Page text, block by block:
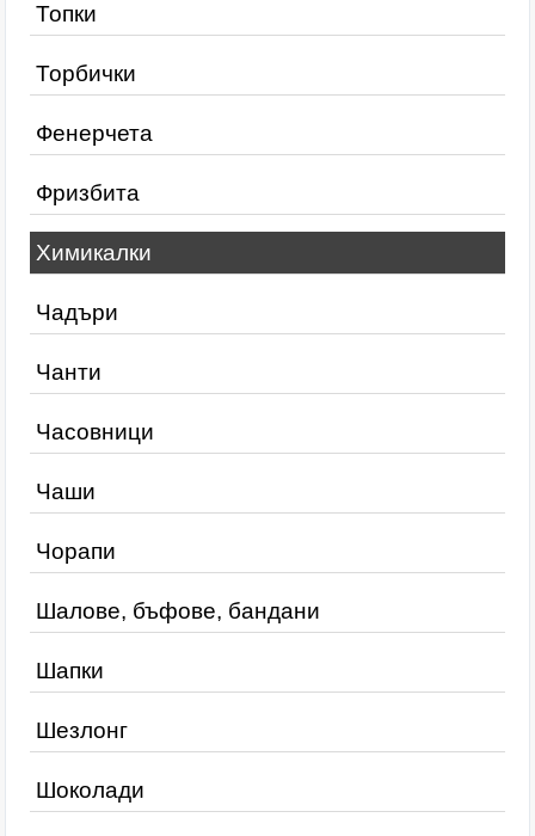
Топки
Торбички
Фенерчета
Фризбита
Химикалки
Чадъри
Чанти
Часовници
Чаши
Чорапи
Шалове, бъфове, бандани
Шапки
Шезлонг
Шоколади